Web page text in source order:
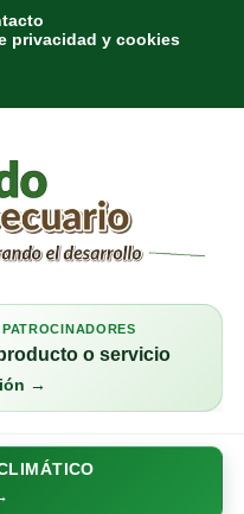
privacidad y cookies
o servicio
→